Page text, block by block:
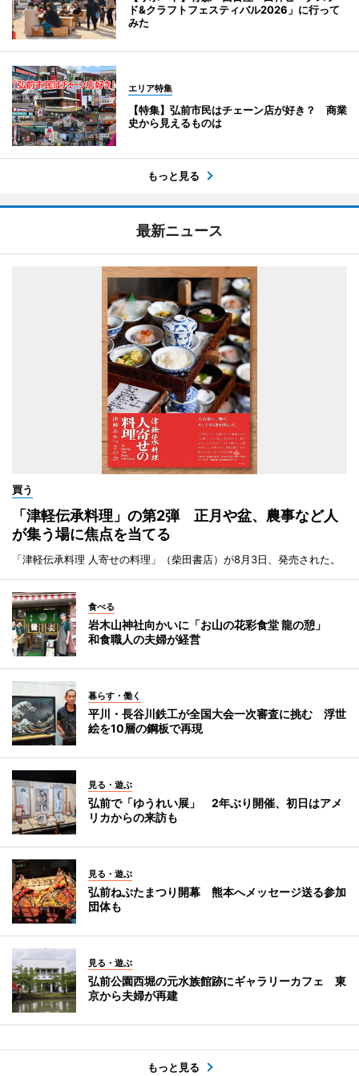
ド&クラフトフェスティバル2026」に行って
みた
エリア特集
【特集】弘前市民はチェーン店が好き？ 商業
史から見えるものは
もっと見る
最新ニュース
買う
「津軽伝承料理」の第2弾 正月や盆、農事など人
が集う場に焦点を当てる
「津軽伝承料理 人寄せの料理」（柴田書店）が8月3日、発売された。
食べる
岩木山神社向かいに「お山の花彩食堂 龍の憩」
和食職人の夫婦が経営
暮らす・働く
平川・長谷川鉄工が全国大会一次審査に挑む 浮世
絵を10層の鋼板で再現
見る・遊ぶ
弘前で「ゆうれい展」 2年ぶり開催、初日はアメ
リカからの来訪も
見る・遊ぶ
弘前ねぷたまつり開幕 熊本へメッセージ送る参加
団体も
見る・遊ぶ
弘前公園西堀の元水族館跡にギャラリーカフェ 東
京から夫婦が再建
もっと見る